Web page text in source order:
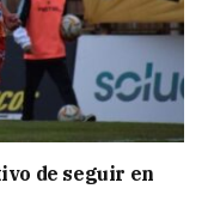
de seguir en